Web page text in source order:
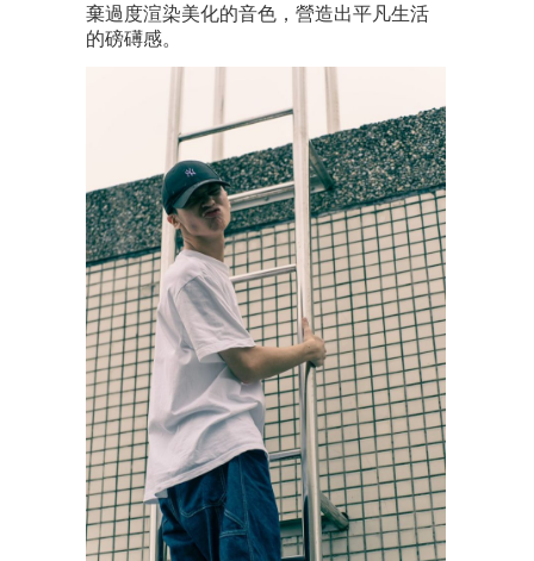
棄過度渲染美化的音色，營造出平凡生活
的磅礡感。